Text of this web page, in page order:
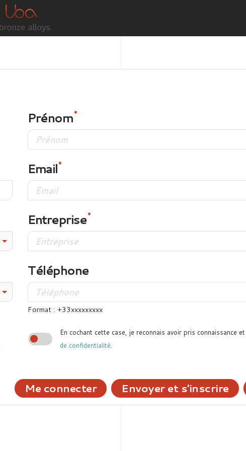
Prénom
Email
Entreprise
Téléphone
Format : +33xxxxxxxxx
En cochant cette case, je reconnais avoir pris connaissance
de confidentialité.
Me connecter Envoyer et s'inscrire